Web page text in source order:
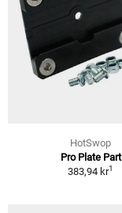
HotSwop
Pro Plate Part
383,94 kr1